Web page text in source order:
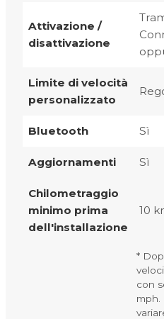
Attivazione /
disattivazione
Limite di velocità
personalizzato
Bluetooth Sì
Aggiornamenti Sì
Chilometraggio
minimo prima
dell'installazione
10
*
con
mph.